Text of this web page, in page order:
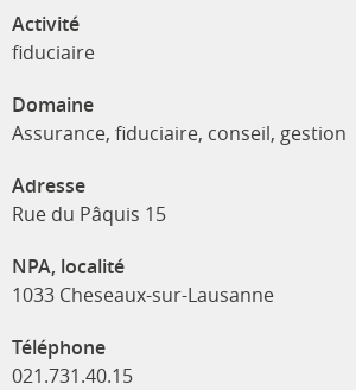
Activité
fiduciaire
Domaine
Assurance, fiduciaire, conseil, gestion
Adresse
Rue du Pâquis 15
NPA, localité
1033 Cheseaux-sur-Lausanne
Téléphone
021.731.40.15